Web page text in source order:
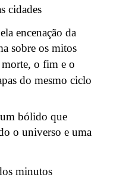
cidades
encenação da
sobre os mitos
morte, o fim e o
do mesmo ciclo
bólido que
o universo e uma
minutos